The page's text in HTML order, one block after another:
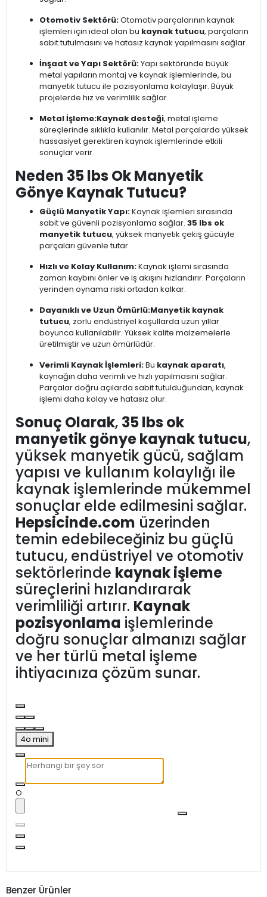
Otomotiv Sektörü:Otomotiv parçalarının kaynak
işlemleri için ideal olan bu kaynak tutucu, parçaların
sabit tutulmasını ve hatasız kaynak yapılmasını sağlar.
İnşaat ve Yapı Sektörü:Yapı sektöründe büyük
metal yapıların montaj ve kaynak işlemlerinde, bu
manyetik tutucu ile pozisyonlama kolaylaşır. Büyük
projelerde hız ve verimlilik sağlar.
Metal İşleme:Kaynak desteği, metal işleme
süreçlerinde sıklıkla kullanılır. Metal parçalarda yüksek
hassasiyet gerektiren kaynak işlemlerinde etkili
sonuçlar verir.
Neden 35 lbs Ok Manyetik
Gönye Kaynak Tutucu?
Güçlü Manyetik Yapı:Kaynak işlemleri sırasında
sabit ve güvenli pozisyonlama sağlar. 35 lbs ok
manyetik tutucu, yüksek manyetik çekiş gücüyle
parçaları güvenle tutar.
Hızlı ve Kolay Kullanım:Kaynak işlemi sırasında
zaman kaybını önler ve iş akışını hızlandırır. Parçaların
yerinden oynama riski ortadan kalkar.
Dayanıklı ve Uzun Ömürlü:Manyetik kaynak
tutucu, zorlu endüstriyel koşullarda uzun yıllar
boyunca kullanılabilir. Yüksek kalite malzemelerle
üretilmiştir ve uzun ömürlüdür.
Verimli Kaynak İşlemleri:Bu kaynak aparatı,
kaynağın daha verimli ve hızlı yapılmasını sağlar.
Parçalar doğru açılarda sabit tutulduğundan, kaynak
işlemi daha kolay ve hatasız olur.
Sonuç Olarak, 35 lbs ok
manyetik gönye kaynak tutucu,
yüksek manyetik gücü, sağlam
yapısı ve kullanım kolaylığı ile
kaynak işlemlerinde mükemmel
sonuçlar elde edilmesini sağlar.
Hepsicinde.com üzerinden
temin edebileceğiniz bu güçlü
tutucu, endüstriyel ve otomotiv
sektörlerinde kaynak işleme
süreçlerini hızlandırarak
verimliliği artırır. Kaynak
pozisyonlama işlemlerinde
doğru sonuçlar almanızı sağlar
ve her türlü metal işleme
ihtiyacınıza çözüm sunar.
4o mini
O
Benzer Ürünler